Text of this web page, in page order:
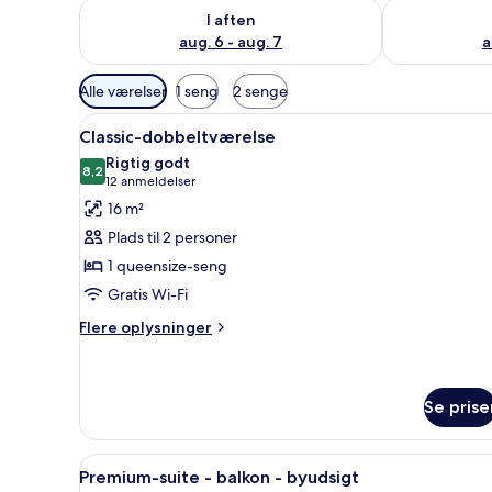
I aften
aug. 6 - aug. 7
Tjek tilgængelighed for i aften aug. 6 - aug. 7
Tjek
Tilgængelige
filtre
for
værelser
Alle værelser 1 seng 2 senge
Indlæs
alle
billeder
af
Classic-
dobbeltværelse
Et hotelværelse med en
8
Classic-dobbeltværelse
8,28,2 ud af 10
Rigtig godt
12 anmeldelser
(12
anmeldelser)
16 m²
Plads til 2 personer
1 queensize-seng
Gratis Wi-Fi
Flere oplysninger
Flere
Se
Indlæs
Et moderne hotelværelse
12
Premium-suite - balkon - byudsigt